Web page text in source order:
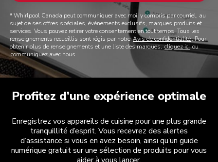
* Whirlpool Canada peut communiquer avec moi, y compris par courriel, au
sujet de ses offres spéciales, événements exclusifs, marques produits et
services. Vous pouvez retirer votre consentement en tout temps. Tous les
renseignements recueillis sont régis par notreAvis de confidentialité. Pour
obtenir plus de renseignements et une liste des marques,cliquez iciou
communiquez avec nous .
Profitez d’une expérience optimale
Enregistrez vos appareils de cuisine pour une plus grande
tranquillité d’esprit. Vous recevrez des alertes
d’assistance si vous en avez besoin, ainsi qu’un guide
numérique gratuit sur une sélection de produits pour vous